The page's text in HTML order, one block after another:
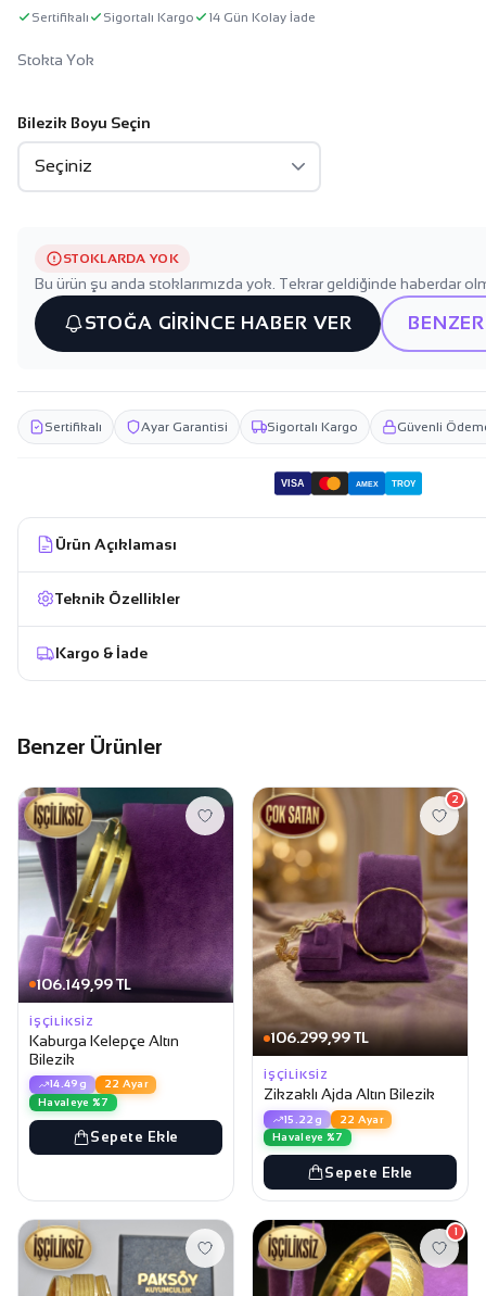
Sertifikalı Sigortalı Kargo 14 Gün Kolay İade
Stokta Yok
Bilezik Boyu Seçin
STOKLARDA YOK
Bu ürün şu anda stoklarımızda yok. Tekrar geldiğinde haberdar
STOĞA GİRİNCE HABER VER
Sertifikalı Ayar Garantisi Sigortalı Kargo Güvenli
VISA AMEX TROY
Ürün Açıklaması
Teknik Özellikler
Kargo & İade
Benzer Ürünler
106.149,99 TL
İŞÇILIKSIZ
Kaburga Kelepçe Altın
Bilezik
14.49g
22 Ayar
Havaleye %7
Sepete Ekle
106.299,99 TL
2
İŞÇILIKSIZ
Zikzaklı Ajda Altın Bilezik
15.22g
22 Ayar
Havaleye %7
Sepete Ekle
1